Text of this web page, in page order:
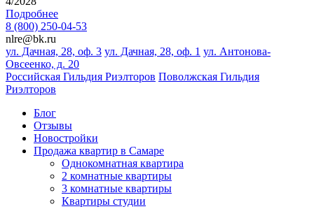
Подробнее
8 (800) 250-04-53
nlre@bk.ru
ул. Дачная, 28, оф. 3 ул. Дачная, 28, оф. 1 ул. Антонова-
Овсеенко, д. 20
Российская Гильдия Риэлторов Поволжская Гильдия
Риэлторов
Блог
Отзывы
Новостройки
Продажа квартир в Самаре
Однокомнатная квартира
2 комнатные квартиры
3 комнатные квартиры
Квартиры студии